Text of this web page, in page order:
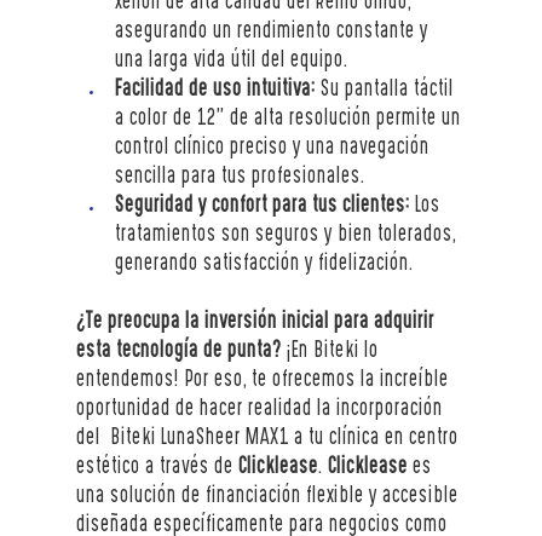
xenón de alta calidad del Reino Unido,
asegurando un rendimiento constante y
una larga vida útil del equipo.
Facilidad de uso intuitiva: Su pantalla táctil
a color de 12” de alta resolución permite un
control clínico preciso y una navegación
sencilla para tus profesionales.
Seguridad y confort para tus clientes: Los
tratamientos son seguros y bien tolerados,
generando satisfacción y fidelización.
¿Te preocupa la inversión inicial para adquirir
esta tecnología de punta? ¡En Biteki lo
entendemos! Por eso, te ofrecemos la increíble
oportunidad de hacer realidad la incorporación
del  Biteki LunaSheer MAX1 a tu clínica en centro
estético a través de Clicklease. Clicklease es
una solución de financiación flexible y accesible
diseñada específicamente para negocios como